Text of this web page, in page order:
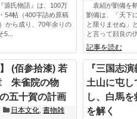
源氏物語』は、100万
54帖（400字詰め原稿
から成り、70年余りの
袁紹が劉備を
劉備は、「天下
と限りませぬ」
と言って顔良の
記事を読む
(佰参拾漆) 若
朱雀院の物
五十賀の計画
日本文化 ,書物雑
『三国志
土山に屯し
し、白馬
を解く